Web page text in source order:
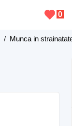
0
/ Munca in